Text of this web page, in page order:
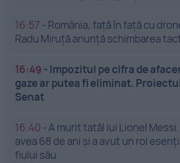
16:57 - România, față în față cu
Radu Miruță anunță schimbarea
16:49 - Impozitul pe cifra de
gaze ar putea fi eliminat.
Senat
16:40 -A murit tatăl lui Lionel
avea 68 de ani și a avut un rol
fiului său